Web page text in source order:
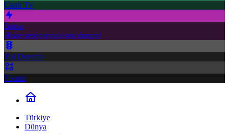
Canlı Tv
Borsa
Hisse senetlerinde son durum!
Yol Durumu
Fikstür
Türkiye
Dünya